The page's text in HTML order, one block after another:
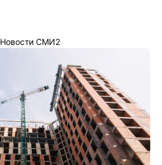
Новости СМИ2